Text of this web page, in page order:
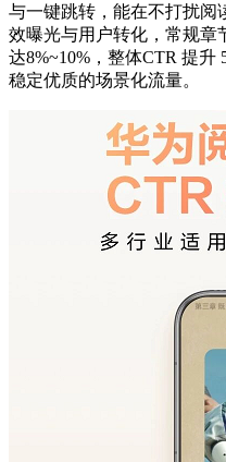
与一键跳转，能在不打扰阅
效曝光与用户转化，常规章
达8%~10%，整体CTR 提升
稳定优质的场景化流量。